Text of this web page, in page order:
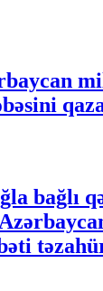
bağlı